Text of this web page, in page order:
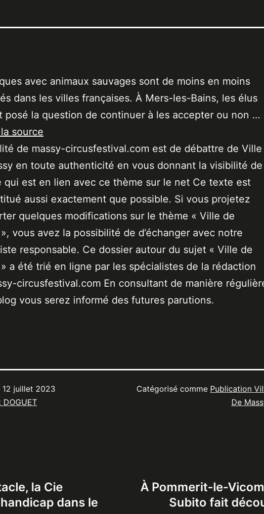
avec animaux sauvages sont de moins en moins
dans les villes françaises. À Mers-les-Bains, les élus
posé la question de continuer à les accepter ou non …
source
de massy-circusfestival.com est de débattre de Ville
en toute authenticité en vous donnant la visibilité de
qui est en lien avec ce thème sur le net Ce texte est
aussi exactement que possible. Si vous projetez
quelques modifications sur le thème « Ville de
vous avez la possibilité de d’échanger avec notre
responsable. Ce dossier autour du sujet « Ville de
a été trié en ligne par les spécialistes de la rédaction
circusfestival.com En consultant de manière
vous serez informé des futures parutions.
12 juillet 2023
DOGUET
Catégorisé comme Publication
De
la Cie
dans le
À Pommerit-le-
Subito fait